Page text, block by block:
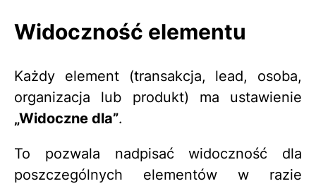
Widoczność elementu
Każdy element (transakcja, lead, osoba,
organizacja lub produkt) ma ustawienie
„Widoczne dla”.
To pozwala nadpisać widoczność dla
poszczególnych elementów w razie